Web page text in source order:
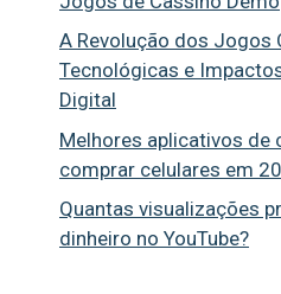
A Revolução dos Jogos
Tecnológicas e
Digital
Melhores aplicativos de
comprar celulares em
Quantas visualizações
dinheiro no YouTube?